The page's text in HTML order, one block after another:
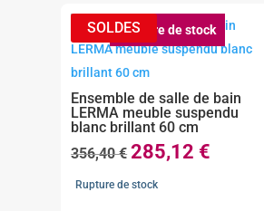
Rupture de stock
Ensemble de salle de bain
LERMA meuble suspendu
blanc brillant 60 cm
356,40€ Le
prix
285,12 €
Rupture de stock